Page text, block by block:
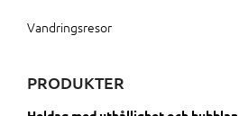
Vandringsresor
PRODUKTER